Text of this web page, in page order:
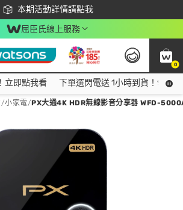
本期活動詳情請點我
下載app最高回饋$350
屈臣氏線上服務
0
點我看
立即點我看 下單選閃電送 1小時到貨！領神
/小家電/PX大通4K HDR無線影音分享器 WFD-